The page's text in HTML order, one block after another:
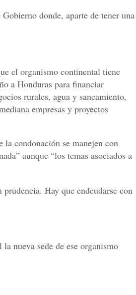
donde, aparte de tener una
el organismo continental tiene
a Honduras para financiar
rurales, agua y saneamiento,
empresas y proyectos
la condonación se manejen con
aunque “los temas asociados a
Hay que endeudarse con
nueva sede de ese organismo